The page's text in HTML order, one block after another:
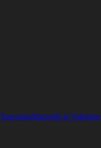
Marseille la Valentine